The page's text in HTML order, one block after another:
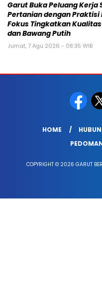
Garut Buka Peluang Kerja
Pertanian dengan Praktisi
Fokus Tingkatkan
dan Bawang Putih
Jumat, 7 Agu 2026 - 08:35 WIB
HOME
COPYRIGHT © 2026 GARUT